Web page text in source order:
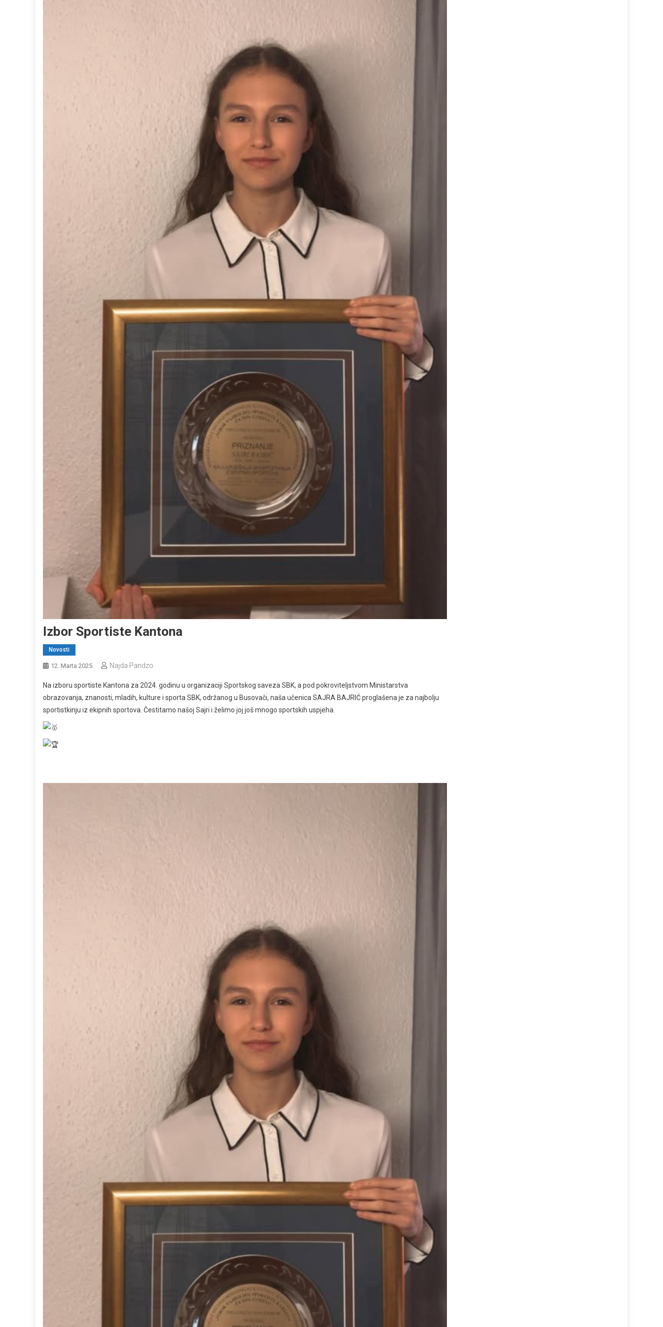
Izbor Sportiste Kantona
Novosti
12. Marta 2025. Najda Pandzo
Na izboru sportiste Kantona za 2024. godinu u organizaciji Sportskog saveza SBK, a pod pokroviteljstvom Ministarstva
obrazovanja, znanosti, mladih, kulture i sporta SBK, održanog u Busovači, naša učenica SAJRA BAJRIĆ proglašena je za najbolju
sportistkinju iz ekipnih sportova. Čestitamo našoj Sajri i želimo joj još mnogo sportskih uspjeha.